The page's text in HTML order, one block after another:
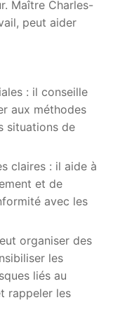
Maître Charles-
peut aider
: il conseille
aux méthodes
situations de
claires : il aide à
et de
avec les
organiser des
les
liés au
rappeler les